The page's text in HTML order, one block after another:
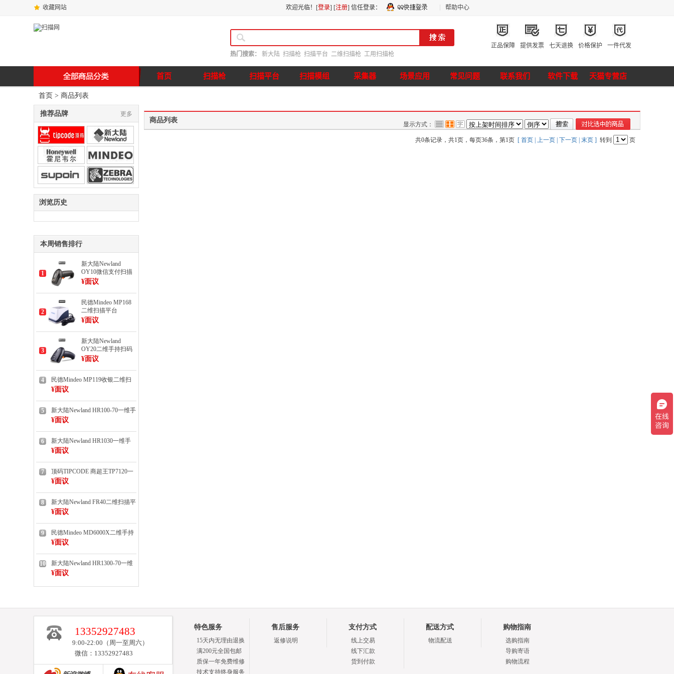
收藏网站 帮助中心
欢迎光临！[登录] [注册] 信任登录：
热门搜索： 新大陆 扫描枪 扫描平台 二维扫描枪 工用扫描枪
正品保障 提供发票 七天退换 价格保护 一件代发
首页 扫描枪 扫描平台 扫描模组 采集器 场景应用 常见问题 联系我们 软件下载 天猫专营店
首页 > 商品列表
推荐品牌 更多
浏览历史
本周销售排行
1
新大陆Newland
OY10微信支付扫描
枪
¥面议
2
民德Mindeo MP168
二维扫描平台
¥面议
3
新大陆Newland
OY20二维手持扫码
枪
¥面议
4
民德Mindeo MP119收银二维扫
描平台
¥面议
5
新大陆Newland HR100-70一维手
持扫描枪
¥面议
6
新大陆Newland HR1030一维手
持扫描枪
¥面议
7
顶码TIPCODE 商超王TP7120一
维扫描平台
¥面议
8
新大陆Newland FR40二维扫描平
台（扫码墩）
¥面议
9
民德Mindeo MD6000X二维手持
扫描枪（已停产/有货）
¥面议
10
新大陆Newland HR1300-70一维
手持扫描枪
¥面议
商品列表
显示方式：
共0条记录，共1页，每页36条，第1页 [ 首页 | 上一页 | 下一页 | 末页 ] 转到 页
13352927483
9:00-22:00（周一至周六）
微信：13352927483
特色服务
15天内无理由退换
满200元全国包邮
质保一年免费维修
技术支持终身服务
售后服务
返修说明
支付方式
线上交易
线下汇款
货到付款
配送方式
物流配送
购物指南
选购指南
导购寄语
购物流程